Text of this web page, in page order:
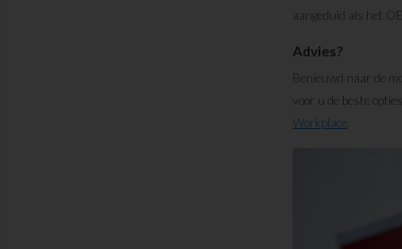
aangeduid als het
Advies?
Benieuwd naar de
voor u de beste
Workplace